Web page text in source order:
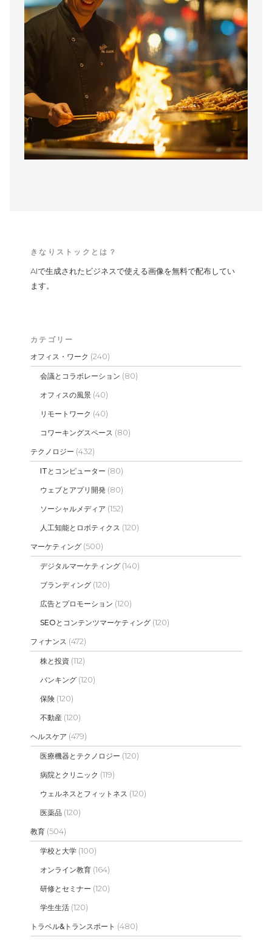
きなりストックとは？
AIで生成されたビジネスで使える画像を無料で配布してい
ます。
カテゴリー
オフィス・ワーク (240)
会議とコラボレーション (80)
オフィスの風景 (40)
リモートワーク (40)
コワーキングスペース (80)
テクノロジー (432)
ITとコンピューター (80)
ウェブとアプリ開発 (80)
ソーシャルメディア (152)
人工知能とロボティクス (120)
マーケティング (500)
デジタルマーケティング (140)
ブランディング (120)
広告とプロモーション (120)
SEOとコンテンツマーケティング (120)
フィナンス (472)
株と投資 (112)
バンキング (120)
保険 (120)
不動産 (120)
ヘルスケア (479)
医療機器とテクノロジー (120)
病院とクリニック (119)
ウェルネスとフィットネス (120)
医薬品 (120)
教育 (504)
学校と大学 (100)
オンライン教育 (164)
研修とセミナー (120)
学生生活 (120)
トラベル&トランスポート (480)